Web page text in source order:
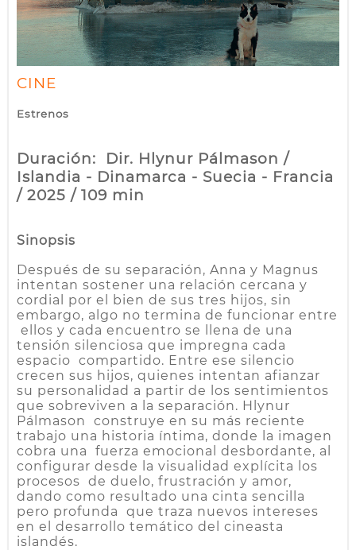
CINE
Estrenos
Duración: Dir. Hlynur Pálmason /
Islandia - Dinamarca - Suecia - Francia
/ 2025 / 109 min
Sinopsis
Después de su separación, Anna y Magnus
intentan sostener una relación cercana y
cordial por el bien de sus tres hijos, sin
embargo, algo no termina de funcionar entre
ellos y cada encuentro se llena de una
tensión silenciosa que impregna cada
espacio compartido. Entre ese silencio
crecen sus hijos, quienes intentan afianzar
su personalidad a partir de los sentimientos
que sobreviven a la separación. Hlynur
Pálmason construye en su más reciente
trabajo una historia íntima, donde la imagen
cobra una fuerza emocional desbordante, al
configurar desde la visualidad explícita los
procesos de duelo, frustración y amor,
dando como resultado una cinta sencilla
pero profunda que traza nuevos intereses
en el desarrollo temático del cineasta
islandés.